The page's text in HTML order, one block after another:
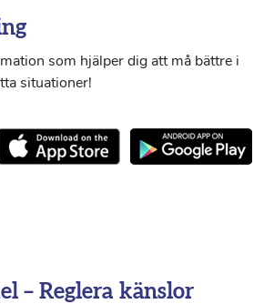
som hjälper dig att må bättre i
situationer!
– Reglera känslor